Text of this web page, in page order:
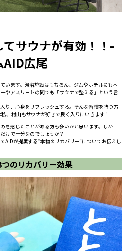
てサウナが有効！！-
AID広尾
います。温浴施設はもちろん、ジムやホテルにも本
やアスリートの間でも「サウナで整える」という言
り、心身をリフレッシュする――。そんな習慣を持つ方
、村山もサウナが好きで良く入りにいきます！
を感じたことがある方も多いかと思います。しか
けで十分なのでしょうか？
AIDが提案する“本物のリカバリー”についてお伝えし
のリカバリー効果